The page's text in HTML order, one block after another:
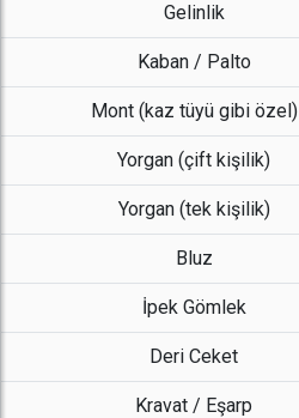
Gelinlik
Kaban / Palto
Mont (kaz tüyü gibi özel)
Yorgan (çift kişilik)
Yorgan (tek kişilik)
Bluz
İpek Gömlek
Deri Ceket
Kravat / Eşarp